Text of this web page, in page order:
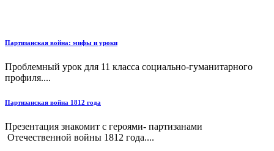
Партизанская война: мифы и уроки
Проблемный урок для 11 класса социально-гуманитарного
профиля....
Партизанская война 1812 года
Презентация знакомит с героями- партизанами
Отечественной войны 1812 года....